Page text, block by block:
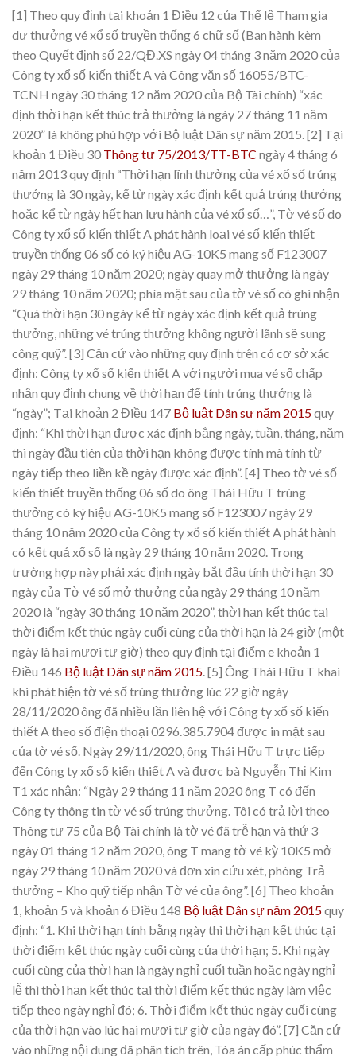
[1] Theo quy định tại khoản 1 Điều 12 của Thể lệ Tham gia
dự thưởng vé xổ số truyền thống 6 chữ số (Ban hành kèm
theo Quyết định số 22/QĐ.XS ngày 04 tháng 3 năm 2020 của
Công ty xổ số kiến thiết A và Công văn số 16055/BTC-
TCNH ngày 30 tháng 12 năm 2020 của Bộ Tài chính) “xác
định thời hạn kết thúc trả thưởng là ngày 27 tháng 11 năm
2020” là không phù hợp với Bộ luật Dân sự năm 2015.[2] Tại
khoản 1 Điều 30 Thông tư 75/2013/TT-BTC ngày 4 tháng 6
năm 2013 quy định “Thời hạn lĩnh thưởng của vé xổ số trúng
thưởng là 30 ngày, kể từ ngày xác định kết quả trúng thưởng
hoặc kể từ ngày hết hạn lưu hành của vé xổ số…”, Tờ vé số do
Công ty xổ số kiến thiết A phát hành loại vé số kiến thiết
truyền thống 06 số có ký hiệu AG-10K5 mang số F123007
ngày 29 tháng 10 năm 2020; ngày quay mở thưởng là ngày
29 tháng 10 năm 2020; phía mặt sau của tờ vé số có ghi nhận
“Quá thời hạn 30 ngày kể từ ngày xác định kết quả trúng
thưởng, những vé trúng thưởng không người lãnh sẽ sung
công quỹ”.[3] Căn cứ vào những quy định trên có cơ sở xác
định: Công ty xổ số kiến thiết A với người mua vé số chấp
nhận quy định chung về thời hạn để tính trúng thưởng là
“ngày”; Tại khoản 2 Điều 147 Bộ luật Dân sự năm 2015quy
định: “Khi thời hạn được xác định bằng ngày, tuần, tháng, năm
thì ngày đầu tiên của thời hạn không được tính mà tính từ
ngày tiếp theo liền kề ngày được xác định”.[4] Theo tờ vé số
kiến thiết truyền thống 06 số do ông Thái Hữu T trúng
thưởng có ký hiệu AG-10K5 mang số F123007 ngày 29
tháng 10 năm 2020 của Công ty xổ số kiến thiết A phát hành
có kết quả xổ số là ngày 29 tháng 10 năm 2020. Trong
trường hợp này phải xác định ngày bắt đầu tính thời hạn 30
ngày của Tờ vé số mở thưởng của ngày 29 tháng 10 năm
2020 là “ngày 30 tháng 10 năm 2020”, thời hạn kết thúc tại
thời điểm kết thúc ngày cuối cùng của thời hạn là 24 giờ (một
ngày là hai mươi tư giờ) theo quy định tại điểm e khoản 1
Điều 146 Bộ luật Dân sự năm 2015.[5] Ông Thái Hữu T khai
khi phát hiện tờ vé số trúng thưởng lúc 22 giờ ngày
28/11/2020 ông đã nhiều lần liên hệ với Công ty xổ số kiến
thiết A theo số điện thoại 0296.385.7904 được in mặt sau
của tờ vé số. Ngày 29/11/2020, ông Thái Hữu T trực tiếp
đến Công ty xổ số kiến thiết A và được bà Nguyễn Thị Kim
T1 xác nhận: “Ngày 29 tháng 11 năm 2020 ông T có đến
Công ty thông tin tờ vé số trúng thưởng. Tôi có trả lời theo
Thông tư 75 của Bộ Tài chính là tờ vé đã trễ hạn và thứ 3
ngày 01 tháng 12 năm 2020, ông T mang tờ vé kỳ 10K5 mở
ngày 29 tháng 10 năm 2020 và đơn xin cứu xét, phòng Trả
thưởng – Kho quỹ tiếp nhận Tờ vé của ông”.[6] Theo khoản
1, khoản 5 và khoản 6 Điều 148 Bộ luật Dân sự năm 2015quy
định: “1. Khi thời hạn tính bằng ngày thì thời hạn kết thúc tại
thời điểm kết thúc ngày cuối cùng của thời hạn; 5. Khi ngày
cuối cùng của thời hạn là ngày nghỉ cuối tuần hoặc ngày nghỉ
lễ thì thời hạn kết thúc tại thời điểm kết thúc ngày làm việc
tiếp theo ngày nghỉ đó; 6. Thời điểm kết thúc ngày cuối cùng
của thời hạn vào lúc hai mươi tư giờ của ngày đó”.[7] Căn cứ
vào những nội dung đã phân tích trên, Tòa án cấp phúc thẩm